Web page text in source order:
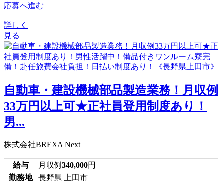
応募へ進む
詳しく
見る
自動車・建設機械部品製造業務！月収例
33万円以上可★正社員登用制度あり！
男...
株式会社BREXA Next
給与 月収例 340,000円
勤務地
長野県 上田市